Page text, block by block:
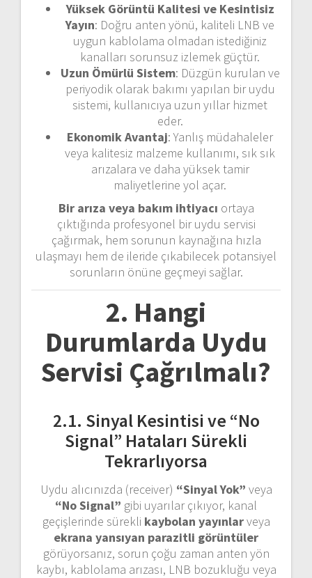
Yüksek Görüntü Kalitesi ve Kesintisiz
Yayın: Doğru anten yönü, kaliteli LNB ve
uygun kablolama olmadan istediğiniz
kanalları sorunsuz izlemek güçtür.
Uzun Ömürlü Sistem: Düzgün kurulan ve
periyodik olarak bakımı yapılan bir uydu
sistemi, kullanıcıya uzun yıllar hizmet
eder.
Ekonomik Avantaj: Yanlış müdahaleler
veya kalitesiz malzeme kullanımı, sık sık
arızalara ve daha yüksek tamir
maliyetlerine yol açar.
Bir arıza veya bakım ihtiyacı ortaya
çıktığında profesyonel bir uydu servisi
çağırmak, hem sorunun kaynağına hızla
ulaşmayı hem de ileride çıkabilecek potansiyel
sorunların önüne geçmeyi sağlar.
2. Hangi
Durumlarda Uydu
Servisi Çağrılmalı?
2.1. Sinyal Kesintisi ve “No
Signal” Hataları Sürekli
Tekrarlıyorsa
Uydu alıcınızda (receiver) “Sinyal Yok” veya
“No Signal” gibi uyarılar çıkıyor, kanal
geçişlerinde sürekli kaybolan yayınlarveya
ekrana yansıyan parazitli görüntüler
görüyorsanız, sorun çoğu zaman anten yön
kaybı, kablolama arızası, LNB bozukluğu veya